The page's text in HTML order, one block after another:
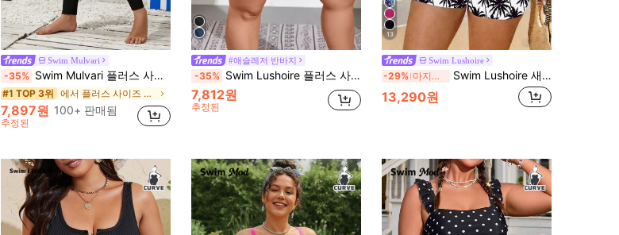
Swim Mulvari
-35% Swim Mulvari 플러스 사이즈 단색 스키니 수영 바지, 서핑 바지
#1 TOP 3위 에서 플러스 사이즈 비키니 하의
7,897원 100+ 판매됨
추정된
#애슬레저 반바지
-35% Swim Lushoire 플러스 사이즈 드로스트링 허리 수영복 바텀
7,812원
추정된
13
Swim Lushoire
-29% 마지막 3일 Swim Lushoire 새로운 플러스 사이즈 여성용 컬러풀 프린트 스파게티 스트랩 상의 및 하이 웨이스트 반바지 2피스 수영복, 휴가 캐주얼
13,290원